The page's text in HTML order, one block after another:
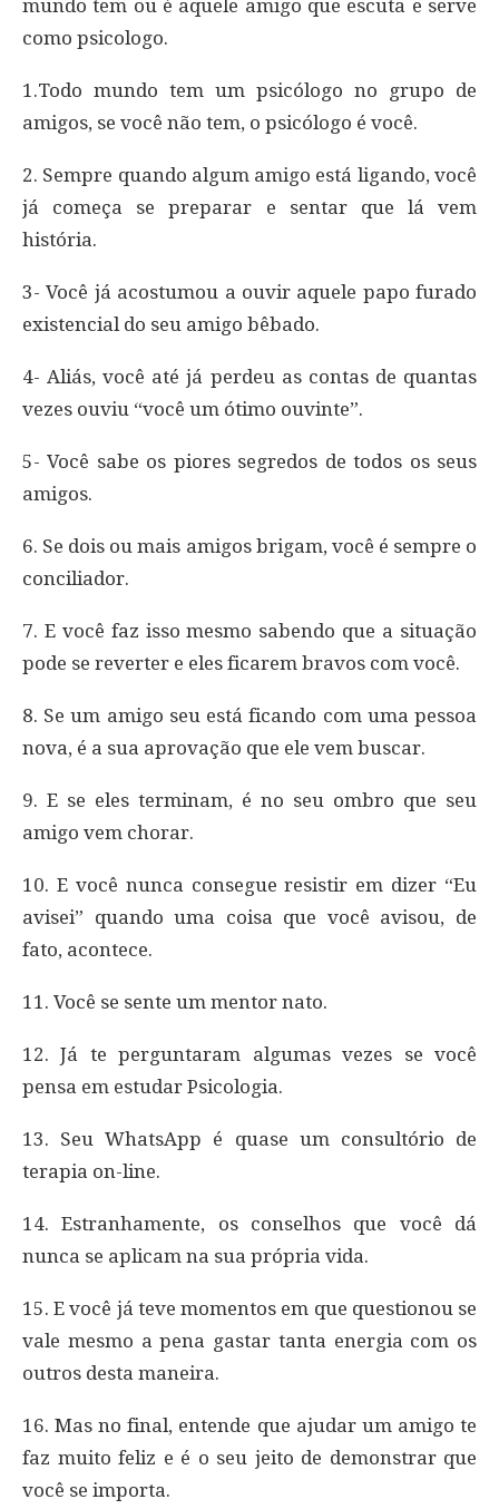
mundo tem ou é aquele amigo que escuta e serve
como psicologo.
1.Todo mundo tem um psicólogo no grupo de
amigos, se você não tem, o psicólogo é você.
2. Sempre quando algum amigo está ligando, você
já começa se preparar e sentar que lá vem
história.
3- Você já acostumou a ouvir aquele papo furado
existencial do seu amigo bêbado.
4- Aliás, você até já perdeu as contas de quantas
vezes ouviu “você um ótimo ouvinte”.
5- Você sabe os piores segredos de todos os seus
amigos.
6. Se dois ou mais amigos brigam, você é sempre o
conciliador.
7. E você faz isso mesmo sabendo que a situação
pode se reverter e eles ficarem bravos com você.
8. Se um amigo seu está ficando com uma pessoa
nova, é a sua aprovação que ele vem buscar.
9. E se eles terminam, é no seu ombro que seu
amigo vem chorar.
10. E você nunca consegue resistir em dizer “Eu
avisei” quando uma coisa que você avisou, de
fato, acontece.
11. Você se sente um mentor nato.
12. Já te perguntaram algumas vezes se você
pensa em estudar Psicologia.
13. Seu WhatsApp é quase um consultório de
terapia on-line.
14. Estranhamente, os conselhos que você dá
nunca se aplicam na sua própria vida.
15. E você já teve momentos em que questionou se
vale mesmo a pena gastar tanta energia com os
outros desta maneira.
16. Mas no final, entende que ajudar um amigo te
faz muito feliz e é o seu jeito de demonstrar que
você se importa.